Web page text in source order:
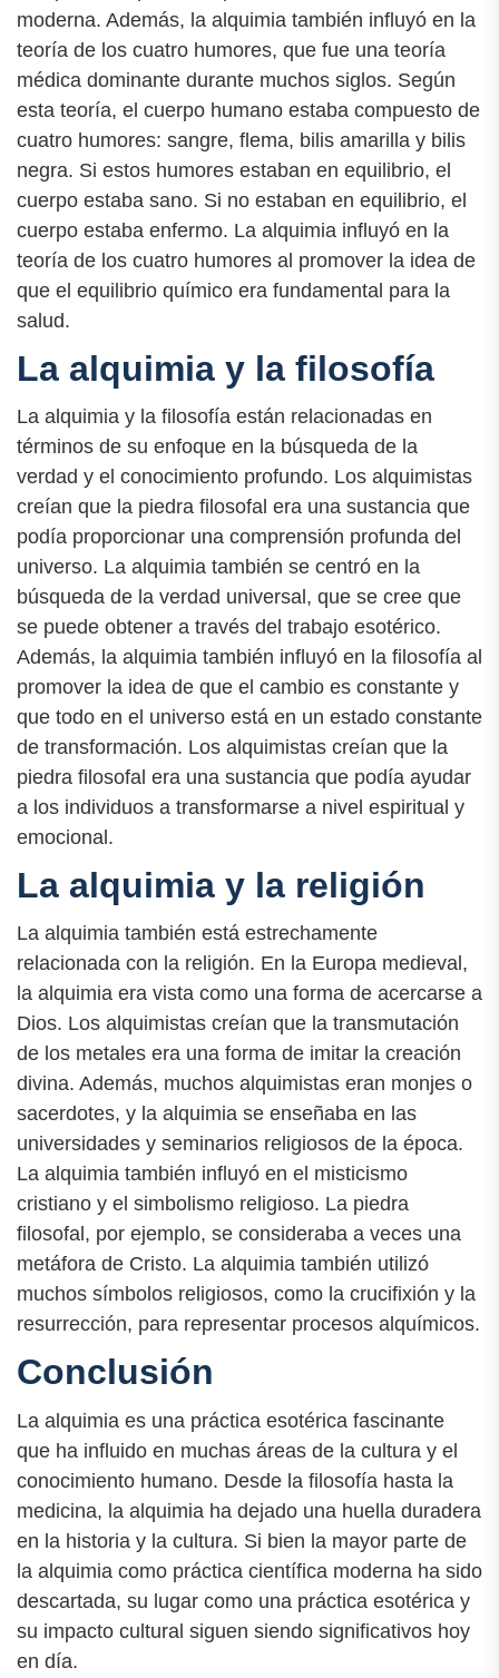
moderna. Además, la alquimia también influyó en la
teoría de los cuatro humores, que fue una teoría
médica dominante durante muchos siglos. Según
esta teoría, el cuerpo humano estaba compuesto de
cuatro humores: sangre, flema, bilis amarilla y bilis
negra. Si estos humores estaban en equilibrio, el
cuerpo estaba sano. Si no estaban en equilibrio, el
cuerpo estaba enfermo. La alquimia influyó en la
teoría de los cuatro humores al promover la idea de
que el equilibrio químico era fundamental para la
salud.
La alquimia y la filosofía
La alquimia y la filosofía están relacionadas en
términos de su enfoque en la búsqueda de la
verdad y el conocimiento profundo. Los alquimistas
creían que la piedra filosofal era una sustancia que
podía proporcionar una comprensión profunda del
universo. La alquimia también se centró en la
búsqueda de la verdad universal, que se cree que
se puede obtener a través del trabajo esotérico.
Además, la alquimia también influyó en la filosofía al
promover la idea de que el cambio es constante y
que todo en el universo está en un estado constante
de transformación. Los alquimistas creían que la
piedra filosofal era una sustancia que podía ayudar
a los individuos a transformarse a nivel espiritual y
emocional.
La alquimia y la religión
La alquimia también está estrechamente
relacionada con la religión. En la Europa medieval,
la alquimia era vista como una forma de acercarse a
Dios. Los alquimistas creían que la transmutación
de los metales era una forma de imitar la creación
divina. Además, muchos alquimistas eran monjes o
sacerdotes, y la alquimia se enseñaba en las
universidades y seminarios religiosos de la época.
La alquimia también influyó en el misticismo
cristiano y el simbolismo religioso. La piedra
filosofal, por ejemplo, se consideraba a veces una
metáfora de Cristo. La alquimia también utilizó
muchos símbolos religiosos, como la crucifixión y la
resurrección, para representar procesos alquímicos.
Conclusión
La alquimia es una práctica esotérica fascinante
que ha influido en muchas áreas de la cultura y el
conocimiento humano. Desde la filosofía hasta la
medicina, la alquimia ha dejado una huella duradera
en la historia y la cultura. Si bien la mayor parte de
la alquimia como práctica científica moderna ha sido
descartada, su lugar como una práctica esotérica y
su impacto cultural siguen siendo significativos hoy
en día.